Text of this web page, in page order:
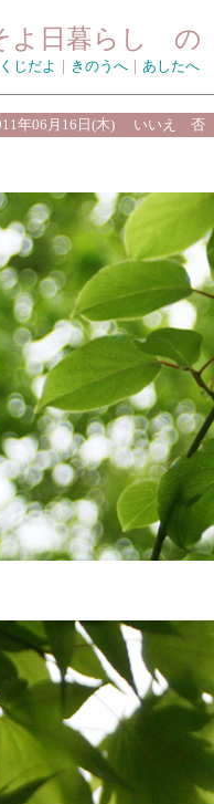
よ日暮らし の
じだよ きのうへ あしたへ
年06月16日(木) いいえ 否